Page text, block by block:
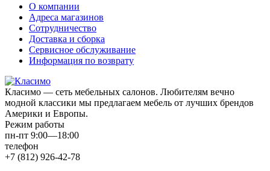
О компании
Адреса магазинов
Сотрудничество
Доставка и сборка
Сервисное обслуживание
Информация по возврату
Класимо — cеть мебельных салонов. Любителям вечно
модной классики мы предлагаем мебель от лучших брендов
Америки и Европы.
Режим работы
пн-пт 9:00—18:00
телефон
+7 (812) 926-42-78